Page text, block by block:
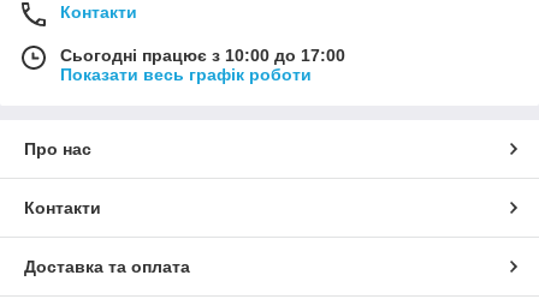
Контакти
Сьогодні працює з 10:00 до 17:00
Показати весь графік роботи
Про нас
Контакти
Доставка та оплата